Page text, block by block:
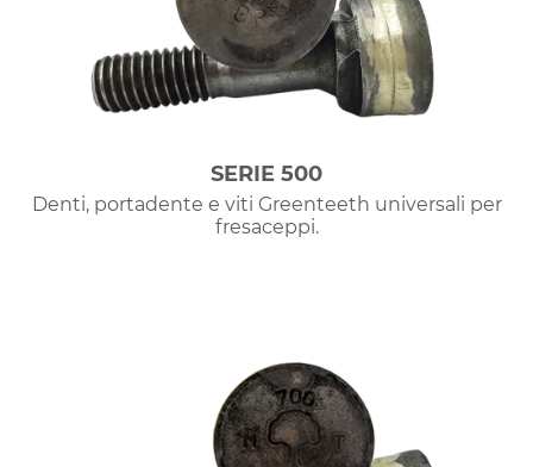
SERIE 500
Denti, portadente e viti Greenteeth universali per
fresaceppi.